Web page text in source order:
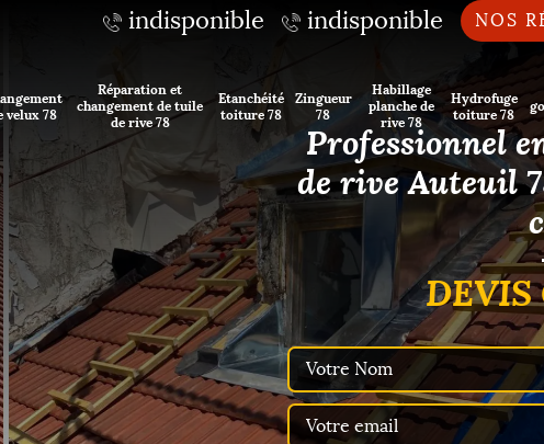
indisponible indisponible NOS
velux 78
Réparation et
changement de tuile
de rive 78
Etanchéité
toiture 78
Zingueur
78
Habillage
planche de
rive 78
Hydrofuge
toiture 78
Professionnel
de rive Auteuil
DEVIS